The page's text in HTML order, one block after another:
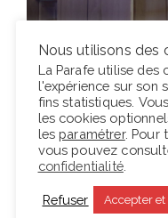
Entre ces
relèvent de
dans la
symptomatique,
pas raconté, mais
public, asphyxié
seulement
Nous utilisons des
La Parafe utilise des
l'expérience sur son
fins statistiques.
les cookies
les paramétrer. Pour
vous pouvez
confidentialité.
Refuser Accepter